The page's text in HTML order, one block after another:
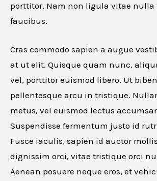
porttitor. Nam non ligula vitae nulla
faucibus.
Cras commodo sapien a augue
at ut elit. Quisque quam nunc,
vel, porttitor euismod libero. Ut
pellentesque arcu in tristique.
metus, vel euismod lectus
Suspendisse fermentum justo id
Fusce iaculis, sapien id auctor
dignissim orci, vitae tristique orci
Aenean posuere neque eros, et